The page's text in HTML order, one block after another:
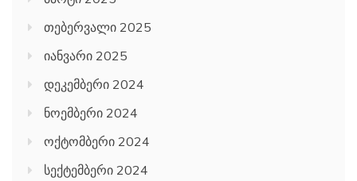
თებერვალი 2025
იანვარი 2025
დეკემბერი 2024
ნოემბერი 2024
ოქტომბერი 2024
სექტემბერი 2024